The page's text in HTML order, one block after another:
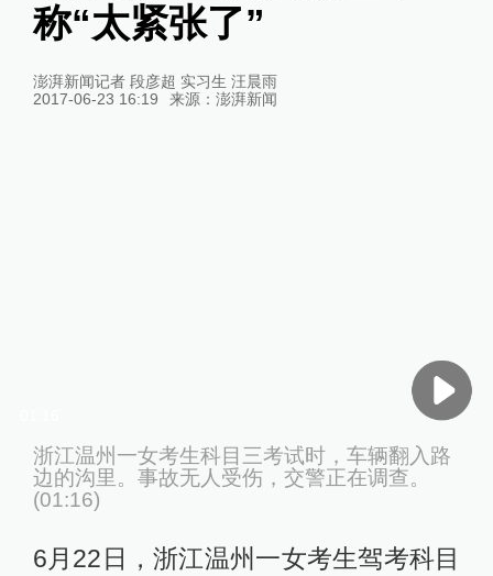
称“太紧张了”
澎湃新闻记者 段彦超 实习生 汪晨雨
2017-06-23 16:19
来源： 澎湃新闻
浙江温州一女考生科目三考试时，车辆翻入路
边的沟里。事故无人受伤，交警正在调查。
(01:16)
6月22日，浙江温州一女考生驾考科目